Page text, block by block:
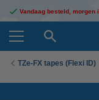
Vandaag besteld, morgen
TZe-FX tapes (Flexi ID)